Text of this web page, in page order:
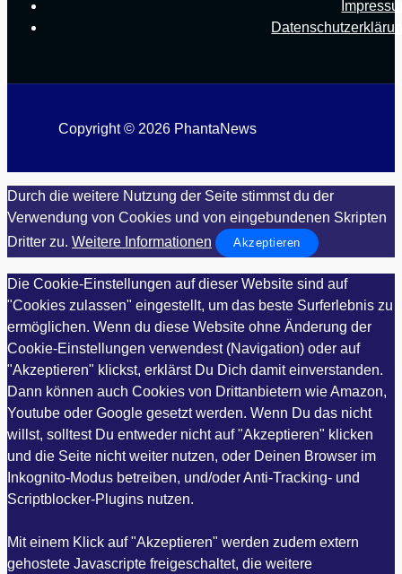
Copyright © 2026 PhantaNews
Durch die weitere Nutzung der Seite stimmst du der
Verwendung von Cookies und von eingebundenen Skripten
Dritter zu. Weitere Informationen Akzeptieren
Die Cookie-Einstellungen auf dieser Website sind auf
"Cookies zulassen" eingestellt, um das beste Surferlebnis zu
ermöglichen. Wenn du diese Website ohne Änderung der
Cookie-Einstellungen verwendest (Navigation) oder auf
"Akzeptieren" klickst, erklärst Du Dich damit einverstanden.
Dann können auch Cookies von Drittanbietern wie Amazon,
Youtube oder Google gesetzt werden. Wenn Du das nicht
willst, solltest Du entweder nicht auf "Akzeptieren" klicken
und die Seite nicht weiter nutzen, oder Deinen Browser im
Inkognito-Modus betreiben, und/oder Anti-Tracking- und
Scriptblocker-Plugins nutzen.
Mit einem Klick auf "Akzeptieren" werden zudem extern
gehostete Javascripte freigeschaltet, die weitere